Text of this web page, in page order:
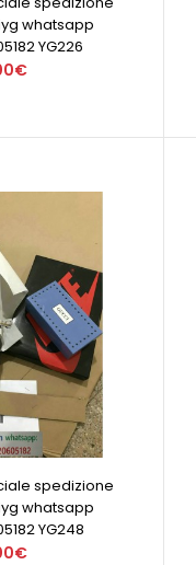
whatsapp
YG226
spedizione
whatsapp
YG248